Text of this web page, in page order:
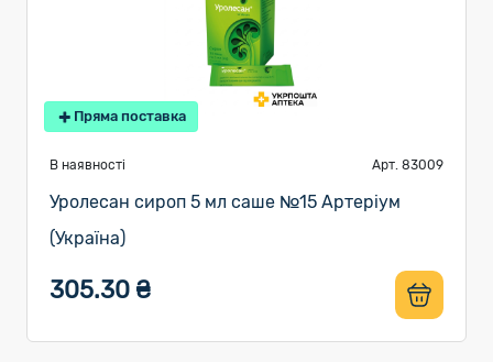
Пряма поставка
В наявності Арт. 83009
Уролесан сироп 5 мл саше №15 Артеріум
(Україна)
305.30 ₴